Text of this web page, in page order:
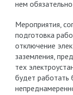
нем
Мероприятия,
подготовка
отключение
заземления,
тех
будет работать